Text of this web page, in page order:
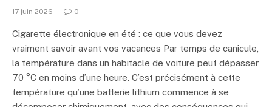
17 juin 2026 0
Cigarette électronique en été : ce que vous devez
vraiment savoir avant vos vacances Par temps de canicule,
la température dans un habitacle de voiture peut dépasser
70 °C en moins d’une heure. C’est précisément à cette
température qu’une batterie lithium commence à se